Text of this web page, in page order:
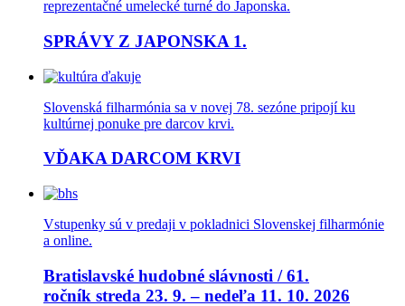
reprezentačné umelecké turné do Japonska.
SPRÁVY Z JAPONSKA 1.
Slovenská filharmónia sa v novej 78. sezóne pripojí ku
kultúrnej ponuke pre darcov krvi.
VĎAKA DARCOM KRVI
Vstupenky sú v predaji v pokladnici Slovenskej filharmónie
a online.
Bratislavské hudobné slávnosti / 61.
ročník streda 23. 9. – nedeľa 11. 10. 2026